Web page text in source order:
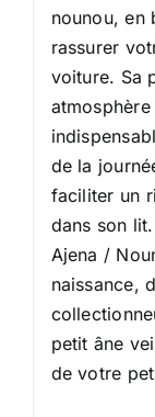
nounou, en
rassurer
voiture. Sa
de la
faciliter un
dans son
Ajena /
naissance,
petit âne
de votre